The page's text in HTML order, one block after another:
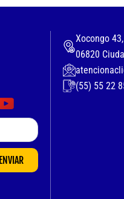
ENVIAR
Xocongo
06820
(55) 55 22